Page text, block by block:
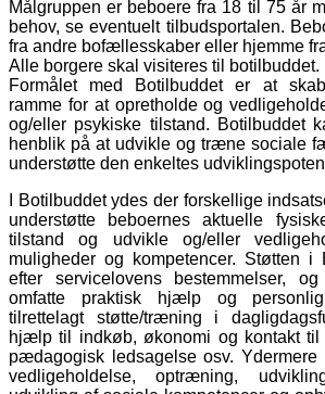
Målgruppen er beboere fra 18 til 75 år
behov, se eventuelt tilbudsportalen.
fra andre bofællesskaber eller hjemme
Alle borgere skal visiteres til botilbuddet.
Formålet med Botilbuddet er at
ramme for at opretholde og
og/eller psykiske tilstand. Botilbuddet
henblik på at udvikle og træne sociale
understøtte den enkeltes
I Botilbuddet ydes der forskellige
understøtte beboernes aktuelle
tilstand og udvikle og/eller
muligheder og kompetencer. Støtten i
efter servicelovens bestemmelser,
omfatte praktisk hjælp og
tilrettelagt støtte/træning i
hjælp til indkøb, økonomi og kontakt til
pædagogisk ledsagelse osv.
vedligeholdelse, optræning,